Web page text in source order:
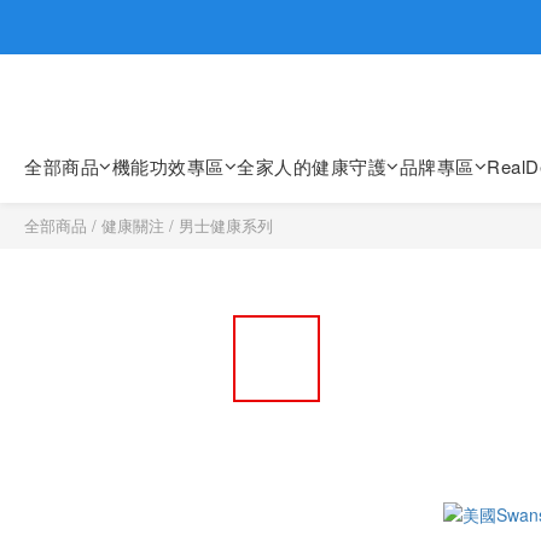
全部商品 機能功效專區 全家人的健康守護 品牌專區
全部商品 / 健康關注 / 男士健康系列